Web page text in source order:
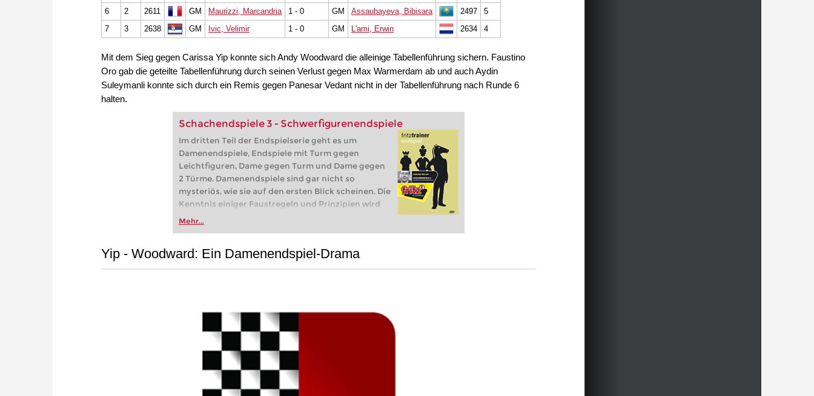
6
2 2611 GM Maurizzi, Marcandria 1 - 0 GM Assaubayeva, Bibisara 2497
5
7
3 2638 GM Ivic, Velimir 1 - 0 GM L'ami, Erwin 2634 4
Mit dem Sieg gegen Carissa Yip konnte sich Andy Woodward die alleinige Tabellenführung sichern. Faustino
Oro gab die geteilte Tabellenführung durch seinen Verlust gegen Max Warmerdam ab und auch Aydin
Suleymanli konnte sich durch ein Remis gegen Panesar Vedant nicht in der Tabellenführung nach Runde 6
halten.
Schachendspiele 3 - Schwerfigurenendspiele
Im dritten Teil der Endspielserie geht es um
Damenendspiele, Endspiele mit Turm gegen
Leichtfiguren, Dame gegen Turm und Dame gegen
2 Türme. Damenendspiele sind gar nicht so
mysteriös, wie sie auf den ersten Blick scheinen. Die
Kenntnis einiger Faustregeln und Prinzipien wird
Ihnen die Sache gewaltig erleichtern.
Mehr...
Yip - Woodward: Ein Damenendspiel-Drama